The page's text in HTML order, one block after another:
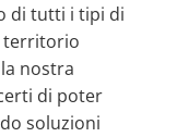
di tutti i tipi di
territorio
nostra
di poter
soluzioni